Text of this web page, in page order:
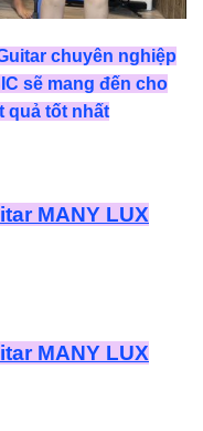
chuyên nghiệp
sẽ mang đến cho
quả tốt nhất
MANY LUX
MANY LUX